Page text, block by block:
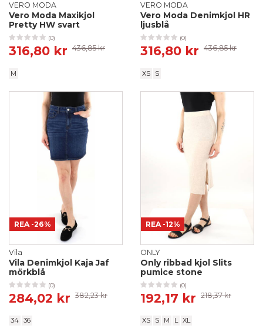
VERO MODA
Vero Moda Maxikjol
Pretty HW svart
(0)
316,80 kr 436,85 kr
M
VERO MODA
Vero Moda Denimkjol HR
ljusblå
(0)
316,80 kr 436,85 kr
XS S
REA -26%
Vila
Vila Denimkjol Kaja Jaf
mörkblå
(0)
284,02 kr 382,23 kr
34 36
REA -12%
ONLY
Only ribbad kjol Slits
pumice stone
(0)
192,17 kr 218,37 kr
XS S M L XL